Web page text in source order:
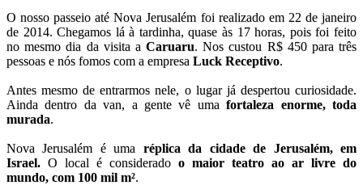
O nosso passeio até Nova Jerusalém foi realizado em 22 de janeiro
de 2014. Chegamos lá à tardinha, quase às 17 horas, pois foi feito
no mesmo dia da visita a Caruaru. Nos custou R$ 450 para três
pessoas e nós fomos com a empresa Luck Receptivo.
Antes mesmo de entrarmos nele, o lugar já despertou curiosidade.
Ainda dentro da van, a gente vê umafortaleza enorme, toda
murada.
Nova Jerusalém é uma réplica da cidade de Jerusalém, em
Israel. O local é considerado o maior teatro ao ar livre do
mundo, com 100 mil m².